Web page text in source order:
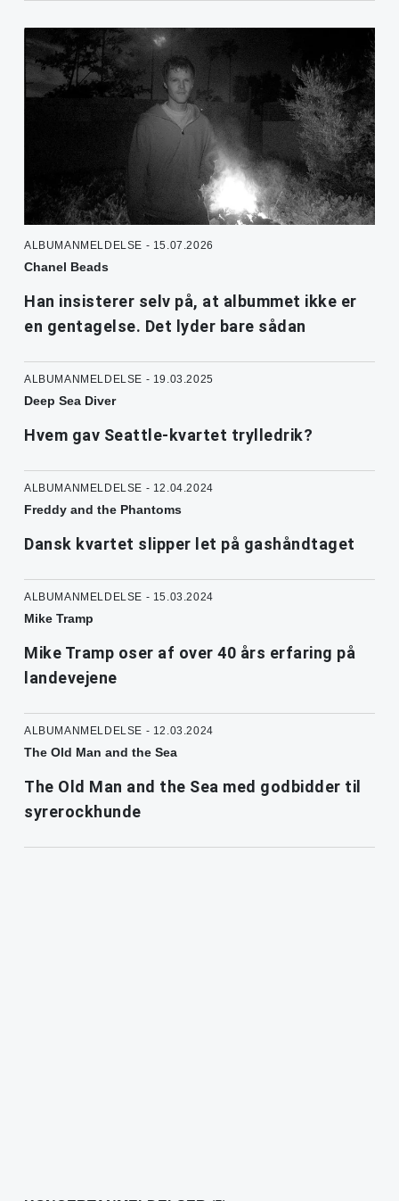
ALBUMANMELDELSE - 15.07.2026
Chanel Beads
Han insisterer selv på, at albummet ikke er
en gentagelse. Det lyder bare sådan
ALBUMANMELDELSE - 19.03.2025
Deep Sea Diver
Hvem gav Seattle-kvartet trylledrik?
ALBUMANMELDELSE - 12.04.2024
Freddy and the Phantoms
Dansk kvartet slipper let på gashåndtaget
ALBUMANMELDELSE - 15.03.2024
Mike Tramp
Mike Tramp oser af over 40 års erfaring på
landevejene
ALBUMANMELDELSE - 12.03.2024
The Old Man and the Sea
The Old Man and the Sea med godbidder til
syrerockhunde